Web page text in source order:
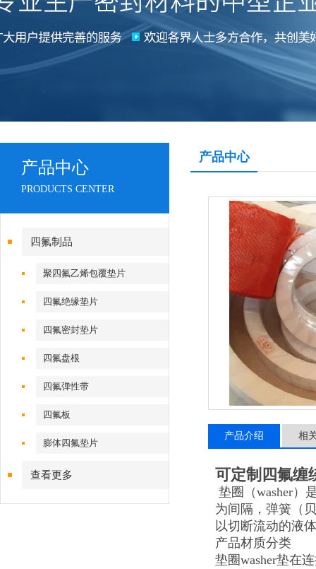
产品中心
PRODUCTS CENTER
四氟制品
聚四氟乙烯包覆垫片
四氟绝缘垫片
四氟密封垫片
四氟盘根
四氟弹性带
四氟板
膨体四氟垫片
查看更多
产品中心
产品介绍 相
可定制四氟缠
垫圈（washer）
为间隔，弹簧（
以切断流动的液
产品材质分类
垫圈washer垫在